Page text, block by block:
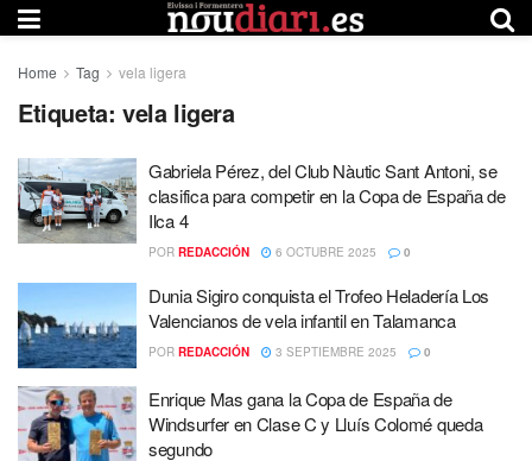
Home Tag vela ligera
Etiqueta: vela ligera
Gabriela Pérez, del Club Nàutic Sant Antoni, se
clasifica para competir en la Copa de España de
Ilca 4
POR REDACCIÓN 6 OCTUBRE 2025 0
Dunia Sigiro conquista el Trofeo Heladería Los
Valencianos de vela infantil en Talamanca
POR REDACCIÓN 3 SEPTIEMBRE 2025 0
Enrique Mas gana la Copa de España de
Windsurfer en Clase C y Lluís Colomé queda
segundo